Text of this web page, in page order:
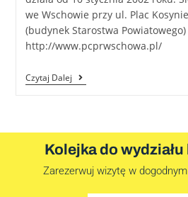
we Wschowie przy ul. Plac
(budynek Starostwa Powiatowego)
http://www.pcprwschowa.pl/
Czytaj Dalej
Kolejka do
Zarezerwuj wizytę w